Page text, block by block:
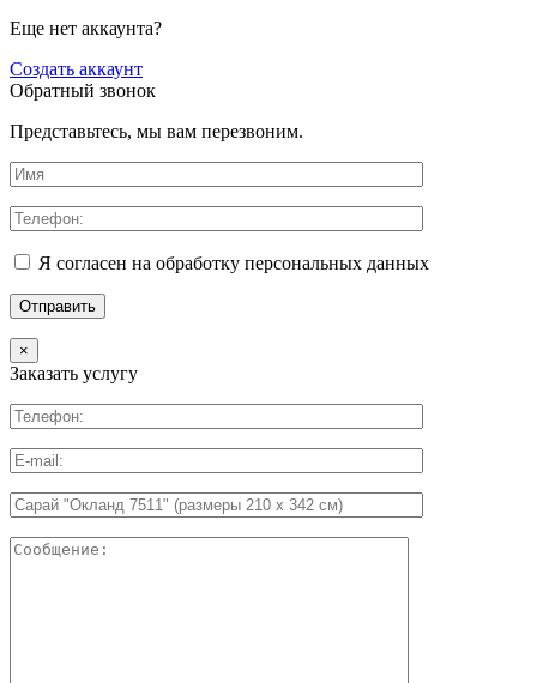
Еще нет аккаунта?
Создать аккаунт
Обратный звонок
Представьтесь, мы вам перезвоним.
Я согласен на обработку персональных данных
×
Заказать услугу